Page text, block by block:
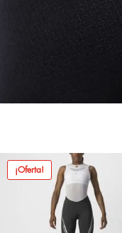
¡Oferta!